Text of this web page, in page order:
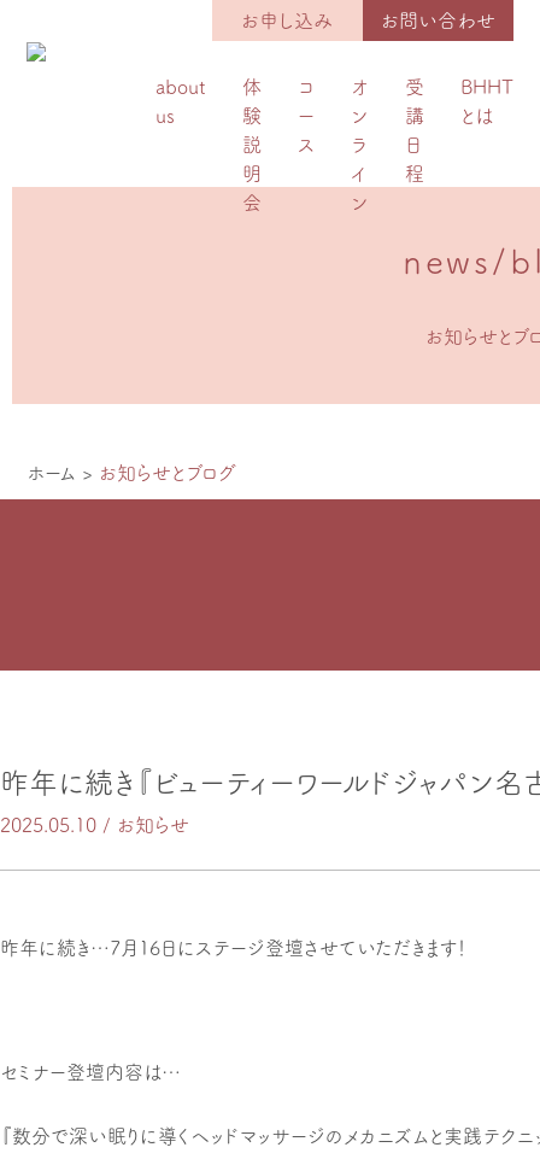
about
us
体
験
説
明
会
コ
ー
ス
オ
ン
ラ
イ
ン
受
講
日
程
BHHT
とは
お申し込み お問い合わせ
news/
お知らせとブ
ホーム > お知らせとブログ
昨年に続き『ビューティーワールドジャパン名
2025.05.10 / お知らせ
昨年に続き…7月16日にステージ登壇させていただきます！
セミナー登壇内容は…
『数分で深い眠りに導くヘッドマッサージのメカニズムと実践テク